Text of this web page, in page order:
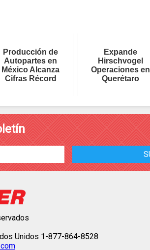
Producción de
Autopartes en
México Alcanza
Cifras Récord
Expande
Hirschvogel
Operaciones en
Querétaro
Unidos 1-877-864-8528